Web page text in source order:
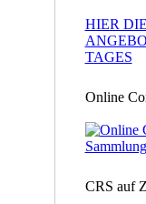
HIER DIE
TAGES
Online
CRS auf